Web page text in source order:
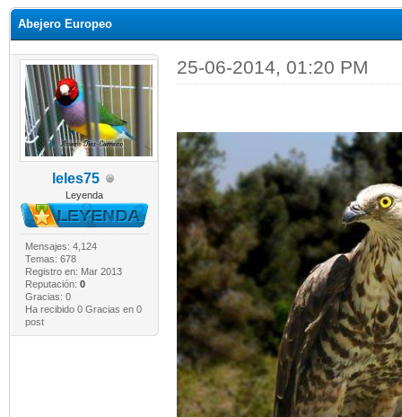
Abejero Europeo
leles75
Leyenda
Mensajes: 4,124
Temas: 678
Registro en: Mar 2013
Reputación: 0
Gracias: 0
Ha recibido 0 Gracias en 0
post
25-06-2014, 01:20 PM